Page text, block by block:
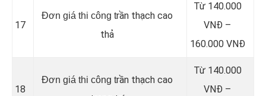
17
Đơn giá thi công trần thạch cao
thả
Từ 140.000
VNĐ –
160.000 VNĐ
18
Đơn giá thi công trần thạch cao
Từ 140.000
VNĐ –